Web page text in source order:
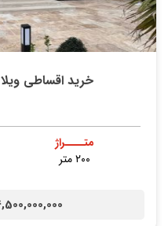
خرید اقساطی
متــــراژ
۲۰۰ متر
4,500,000,000